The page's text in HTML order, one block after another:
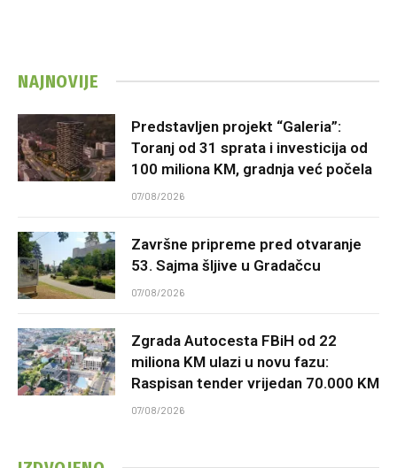
NAJNOVIJE
Predstavljen projekt “Galeria”:
Toranj od 31 sprata i investicija od
100 miliona KM, gradnja već počela
07/08/2026
Završne pripreme pred otvaranje
53. Sajma šljive u Gradačcu
07/08/2026
Zgrada Autocesta FBiH od 22
miliona KM ulazi u novu fazu:
Raspisan tender vrijedan 70.000 KM
07/08/2026